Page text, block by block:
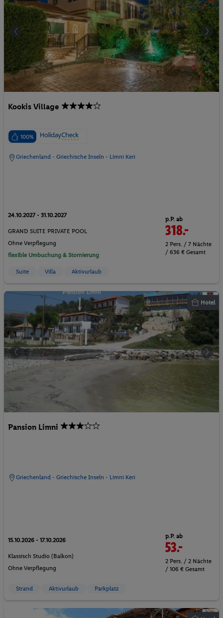
Kookis Village
100%
Griechenland - Griechische Inseln - Limni Keri
24.10.2027 - 31.10.2027
GRAND SUITE PRIVATE POOL
Ohne Verpflegung
flexible Umbuchung & Stornierung
p.P. ab
318.-
2 Pers. / 7 Nächte
/ 636 € Gesamt
Suite Villa Aktivurlaub
Hotel
Pansion Limni
Griechenland - Griechische Inseln - Limni Keri
15.10.2026 - 17.10.2026
Klassisch Studio (Balkon)
Ohne Verpflegung
p.P. ab
53.-
2 Pers. / 2 Nächte
/ 106 € Gesamt
Strand Aktivurlaub Parkplatz